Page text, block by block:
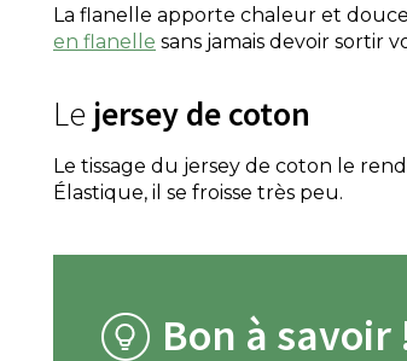
La flanelle apporte chaleur et
en flanelle sans jamais devoir sortir
Le jerseydecoton
Le tissage du jersey de coton le
Élastique, il se froisse très peu.
Bon à savoir